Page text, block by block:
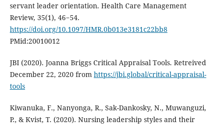
servant leader orientation. Health Care Management
Review, 35(1), 46−54.
https://doi.org/10.1097/HMR.0b013e3181c22bb8
PMid:20010012
JBI (2020). Joanna Briggs Critical Appraisal Tools. Retreived
December 22, 2020 from https://jbi.global/critical-appraisal-
tools
Kiwanuka, F., Nanyonga, R., Sak-Dankosky, N., Muwanguzi,
P., & Kvist, T. (2020). Nursing leadership styles and their